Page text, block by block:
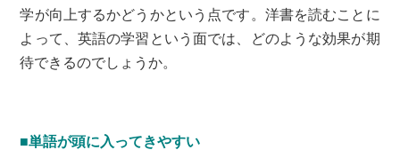
学が向上するかどうかという点です。洋書を読むことに
よって、英語の学習という面では、どのような効果が期
待できるのでしょうか。
■単語が頭に入ってきやすい